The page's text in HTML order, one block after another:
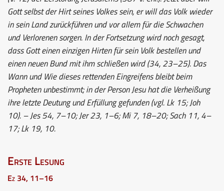
Gott selbst der Hirt seines Volkes sein, er will das Volk wieder
in sein Land zurückführen und vor allem für die Schwachen
und Verlorenen sorgen. In der Fortsetzung wird noch gesagt,
dass Gott einen einzigen Hirten für sein Volk bestellen und
einen neuen Bund mit ihm schließen wird (34, 23–25). Das
Wann und Wie dieses rettenden Eingreifens bleibt beim
Propheten unbestimmt; in der Person Jesu hat die Verheißung
ihre letzte Deutung und Erfüllung gefunden (vgl. Lk 15; Joh
10). – Jes 54, 7–10; Jer 23, 1–6; Mi 7, 18–20; Sach 11, 4–
17; Lk 19, 10.
Erste Lesung
Ez 34, 11–16